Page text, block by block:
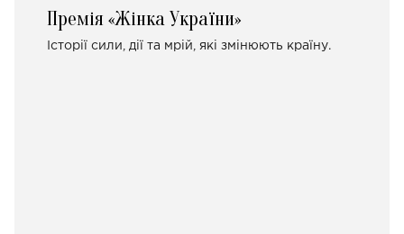
Премія «Жінка України»
Історії сили, дії та мрій, які змінюють країну.